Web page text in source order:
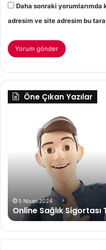
Daha sonraki yorumlarımda
adresim ve site adresim bu
Öne Çıkan Yazılar
Doğal
ve
Güvenli
Hamile
Egzersizleri
ve
Öneriler
18 Şubat 2024
Doğal ve